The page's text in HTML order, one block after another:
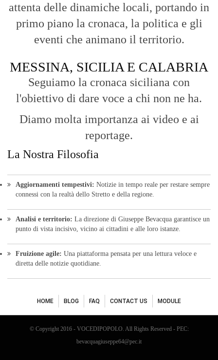
attenta delle dinamiche locali, portando in
primo piano la cronaca, la politica e gli
eventi che animano il territorio.
MESSINA, SICILIA E CALABRIA
Seguiamo la cronaca siciliana con
l'obiettivo di dare voce a chi non ne ha.
Diamo molta importanza ai video e ai
reportage.
La Nostra Filosofia
Aggiornamenti tempestivi: Notizie in tempo reale per restare sempre
connessi con la realtà dello Stretto e della regione.
Analisi e territorio: La direzione di Giuseppe Bevacqua garantisce un
punto di vista incisivo, vicino ai cittadini e alle loro istanze.
Fruizione agile: Una piattaforma pensata per una lettura veloce e
diretta delle notizie quotidiane.
HOME BLOG FAQ CONTACT US MODULE
© Copyright 2016 - VOCEDIPOPOLO. All Rights Reserved - PEC:
bevacquagiuseppe64@pec.it